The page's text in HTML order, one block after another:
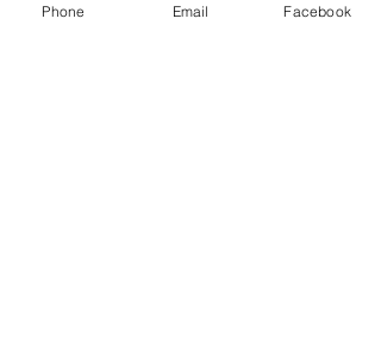
Phone Email Facebook